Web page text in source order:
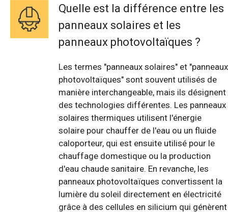
Quelle est la différence entre les
panneaux solaires et les
panneaux photovoltaïques ?
Les termes "panneaux solaires" et "panneaux
photovoltaïques" sont souvent utilisés de
manière interchangeable, mais ils désignent
des technologies différentes. Les panneaux
solaires thermiques utilisent l'énergie
solaire pour chauffer de l'eau ou un fluide
caloporteur, qui est ensuite utilisé pour le
chauffage domestique ou la production
d'eau chaude sanitaire. En revanche, les
panneaux photovoltaïques convertissent la
lumière du soleil directement en électricité
grâce à des cellules en silicium qui génèrent